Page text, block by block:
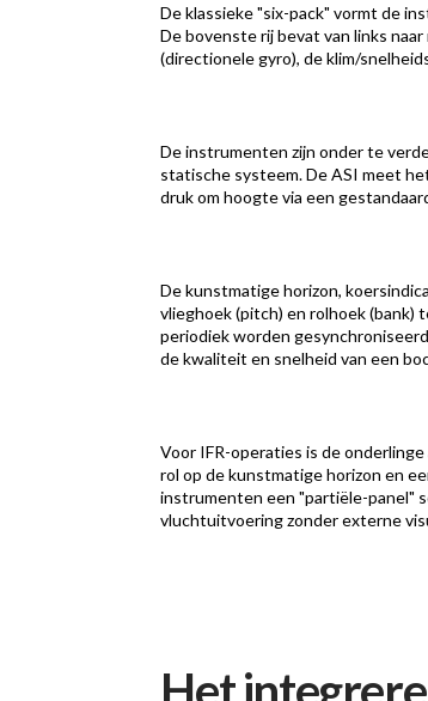
De klassieke "six-pack" vormt de
De bovenste rij bevat van links
(directionele gyro), de klim/
De instrumenten zijn onder te
statische systeem. De ASI meet
druk om hoogte via een
De kunstmatige horizon,
vlieghoek (pitch) en rolhoek (bank)
periodiek worden
de kwaliteit en snelheid van een
Voor IFR-operaties is de
rol op de kunstmatige horizon en
instrumenten een "partiële-panel"
vluchtuitvoering zonder externe